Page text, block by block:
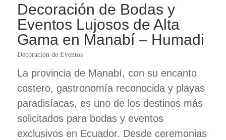
Decoración de Bodas y
Eventos Lujosos de Alta
Gama en Manabí – Humadi
Decoración de Eventos
La provincia de Manabí, con su encanto
costero, gastronomía reconocida y playas
paradisíacas, es uno de los destinos más
solicitados para bodas y eventos
exclusivos en Ecuador. Desde ceremonias